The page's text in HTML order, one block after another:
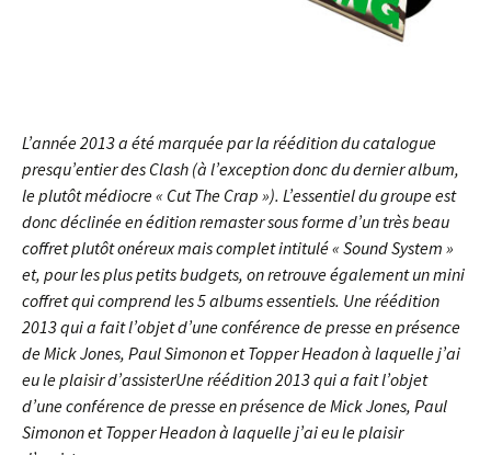
L’année 2013 a été marquée par la réédition du catalogue
presqu’entier des Clash (à l’exception donc du dernier album,
le plutôt médiocre « Cut The Crap »). L’essentiel du groupe est
donc déclinée en édition remaster sous forme d’un très beau
coffret plutôt onéreux mais complet intitulé « Sound System »
et, pour les plus petits budgets, on retrouve également un mini
coffret qui comprend les 5 albums essentiels. Une réédition
2013 qui a fait l’objet d’une conférence de presse en présence
de Mick Jones, Paul Simonon et Topper Headon à laquelle j’ai
eu le plaisir d’assisterUne réédition 2013 qui a fait l’objet
d’une conférence de presse en présence de Mick Jones, Paul
Simonon et Topper Headon à laquelle j’ai eu le plaisir